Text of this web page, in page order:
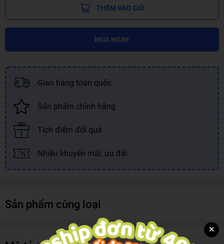
THÊM VÀO GIỎ
MUA NGAY
Giao hàng toàn quốc
Sản phẩm chính hãng
Tích điểm đổi quà
Nhiều khuyến mãi, ưu đãi
Sản phẩm cùng loại
×